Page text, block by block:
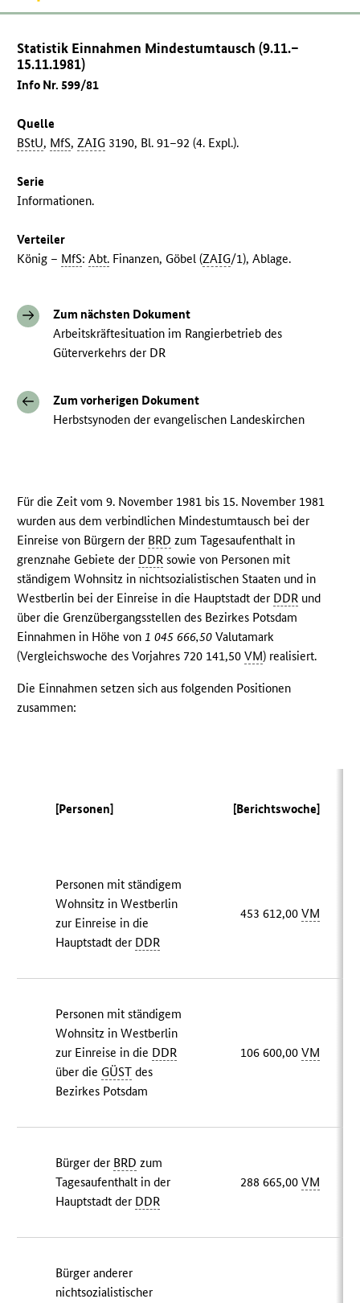
Statistik Einnahmen Mindestumtausch (9.11.–
15.11.1981)
Info Nr. 599/81
Quelle
BStU, MfS,ZAIG 3190, Bl. 91–92 (4. Expl.).
Serie
Informationen.
Verteiler
König – MfS:Abt. Finanzen, Göbel (ZAIG/1), Ablage.
Zum nächsten Dokument
Arbeitskräftesituation im Rangierbetrieb des
Güterverkehrs der DR
Zum vorherigen Dokument
Herbstsynoden der evangelischen Landeskirchen
Für die Zeit vom 9. November 1981 bis 15. November 1981
wurden aus dem verbindlichen Mindestumtausch bei der
Einreise von Bürgern der BRD zum Tagesaufenthalt in
grenznahe Gebiete der DDR sowie von Personen mit
ständigem Wohnsitz in nichtsozialistischen Staaten und in
Westberlin bei der Einreise in die Hauptstadt der DDR und
über die Grenzübergangsstellen des Bezirkes Potsdam
Einnahmen in Höhe von1 045 666,50 Valutamark
(Vergleichswoche des Vorjahres 720 141,50VM) realisiert.
Die Einnahmen setzen sich aus folgenden Positionen
zusammen:
[Personen] [Berichtswoche]
Personen mit ständigem
Wohnsitz in Westberlin
zur Einreise in die
Hauptstadt der DDR
453 612,00VM
Personen mit ständigem
Wohnsitz in Westberlin
zur Einreise in die DDR
über die GÜST des
Bezirkes Potsdam
106 600,00VM
Bürger der BRD zum
Tagesaufenthalt in der
Hauptstadt der DDR
288 665,00VM
Bürger anderer
nichtsozialistischer